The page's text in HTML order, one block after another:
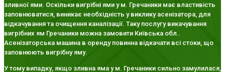
зливної ями. Оскільки вигрібні ями у м. Гречаники має властивість
заповнюватися, виникає необхідність у виклику асенізатора, для
відкачування та очищення каналізації. Таку послугу викачування
вигрібних ям Гречаники можна замовити Київська обл..
Асенізаторська машина в оренду повинна відкачати всі стоки, що
заповнюють вигрібну яму.
У тому випадку, якщо зливна яма у м. Гречаники сильно замулилася,